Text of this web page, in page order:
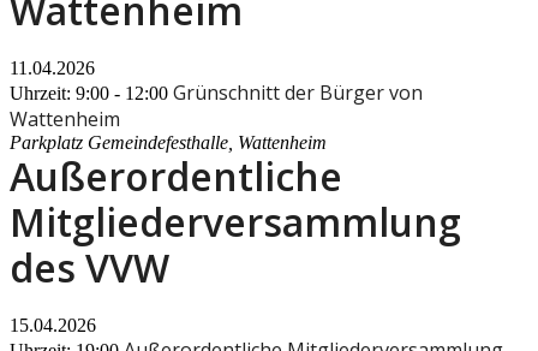
11.04.2026
Uhrzeit: 9:00 - 12:00 Grünschnitt der Bürger von
Wattenheim
Parkplatz Gemeindefesthalle, Wattenheim
Außerordentliche
Mitgliederversammlung
des VVW
15.04.2026